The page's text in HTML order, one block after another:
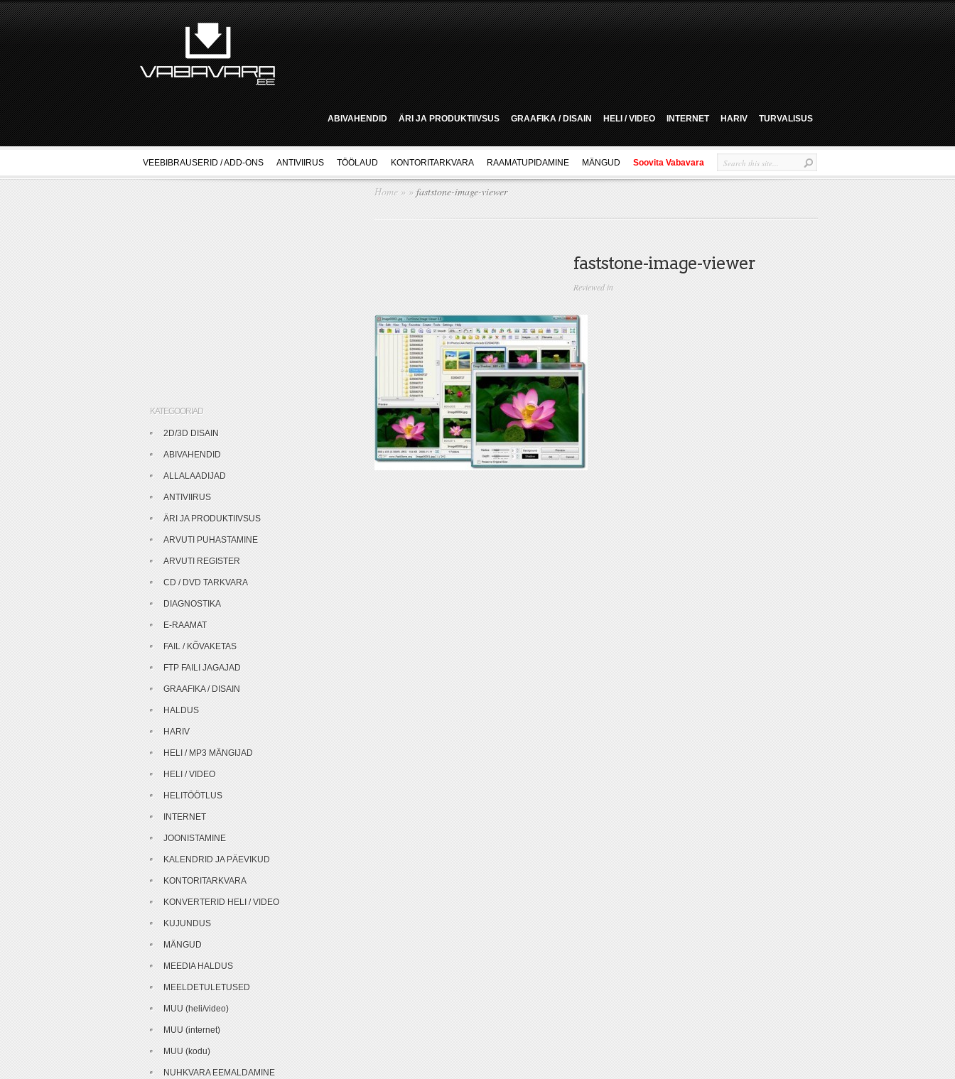
ABIVAHENDID ÄRI JA PRODUKTIIVSUS GRAAFIKA / DISAIN HELI / VIDEO INTERNET HARIV TURVALISUS
VEEBIBRAUSERID / ADD-ONS ANTIVIIRUS TÖÖLAUD KONTORITARKVARA RAAMATUPIDAMINE MÄNGUD Soovita Vabavara
Home » » faststone-image-viewer
faststone-image-viewer
Reviewed in
KATEGOORIAD
2D/3D DISAIN
ABIVAHENDID
ALLALAADIJAD
ANTIVIIRUS
ÄRI JA PRODUKTIIVSUS
ARVUTI PUHASTAMINE
ARVUTI REGISTER
CD / DVD TARKVARA
DIAGNOSTIKA
E-RAAMAT
FAIL / KÕVAKETAS
FTP FAILI JAGAJAD
GRAAFIKA / DISAIN
HALDUS
HARIV
HELI / MP3 MÄNGIJAD
HELI / VIDEO
HELITÖÖTLUS
INTERNET
JOONISTAMINE
KALENDRID JA PÄEVIKUD
KONTORITARKVARA
KONVERTERID HELI / VIDEO
KUJUNDUS
MÄNGUD
MEEDIA HALDUS
MEELDETULETUSED
MUU (heli/video)
MUU (internet)
MUU (kodu)
NUHKVARA EEMALDAMINE